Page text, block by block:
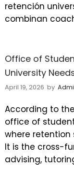
retención
combinan
Office of
University
April 19, 2026 by
According to
office of
where
It is the cross-
advising,